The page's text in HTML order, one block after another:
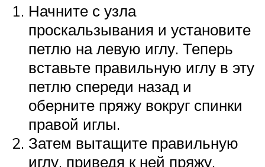
Начните с узла
проскальзывания и установите
петлю на левую иглу. Теперь
вставьте правильную иглу в эту
петлю спереди назад и
оберните пряжу вокруг спинки
правой иглы.
Затем вытащите правильную
иглу, приведя к ней пряжу.